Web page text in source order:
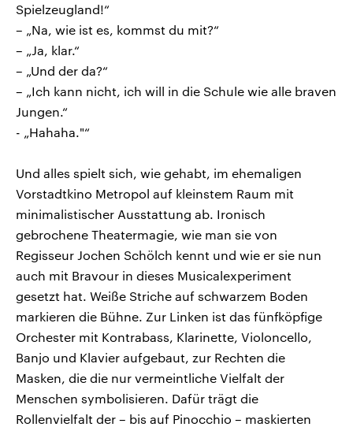
Spielzeugland!“
– „Na, wie ist es, kommst du mit?“
– „Ja, klar.“
– „Und der da?“
– „Ich kann nicht, ich will in die Schule wie alle braven
Jungen.“
- „Hahaha."“
Und alles spielt sich, wie gehabt, im ehemaligen
Vorstadtkino Metropol auf kleinstem Raum mit
minimalistischer Ausstattung ab. Ironisch
gebrochene Theatermagie, wie man sie von
Regisseur Jochen Schölch kennt und wie er sie nun
auch mit Bravour in dieses Musicalexperiment
gesetzt hat. Weiße Striche auf schwarzem Boden
markieren die Bühne. Zur Linken ist das fünfköpfige
Orchester mit Kontrabass, Klarinette, Violoncello,
Banjo und Klavier aufgebaut, zur Rechten die
Masken, die die nur vermeintliche Vielfalt der
Menschen symbolisieren. Dafür trägt die
Rollenvielfalt der – bis auf Pinocchio – maskierten